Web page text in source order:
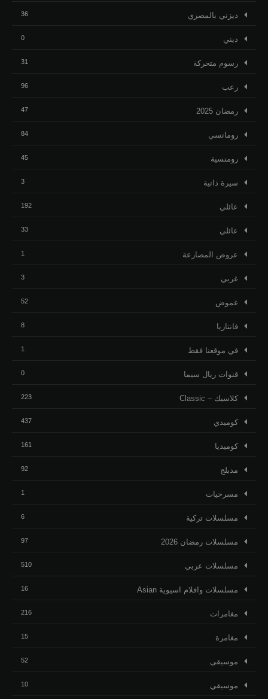
ديزني بالمصري 36
ديني 0
رسوم متحركة 31
رعب 96
رمضان 2025 47
رومانسي 84
رومنسية 45
ﺳﻴﺮﺓ ﺫاﺗﻴﺔ 3
عائلي 192
عائلي 33
عروض المصارعة 1
غربي 3
غموض 52
فانتازيا 8
في موقعنا فقط 1
قنوات ريال سيما 0
كلاسيك – Classic 223
كوميدي 437
كوميديا 161
مدبلج 92
مسرحيات 1
مسلسلات تركية 6
مسلسلات رمضان 2026 97
مسلسلات عربي 510
مسلسلات وافلام اسيوية Asian 16
مغامرات 216
مغامرة 15
موسيقى 52
موسيقي 10